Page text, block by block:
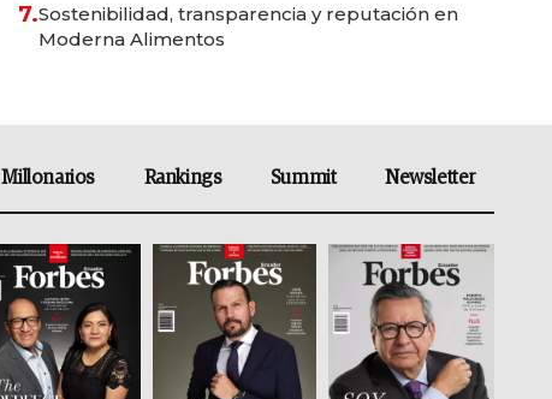
7.Sostenibilidad, transparencia y reputación en
Moderna Alimentos
Millonarios Rankings Summit Newsletter